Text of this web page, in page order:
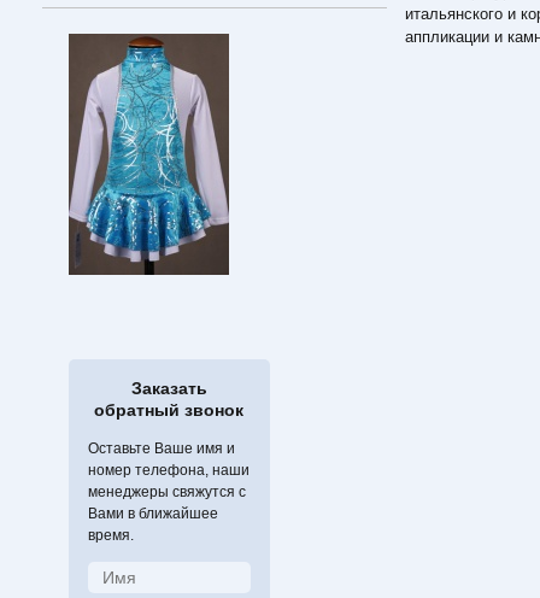
Заказать
обратный звонок
Оставьте Ваше имя и
номер телефона, наши
менеджеры свяжутся с
Вами в ближайшее
время.
итальянского и
аппликации и